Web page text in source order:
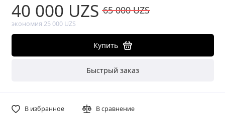
40 000 UZS 65 000 UZS
экономия 25 000 UZS
Купить
Быстрый заказ
В избранное В сравнение